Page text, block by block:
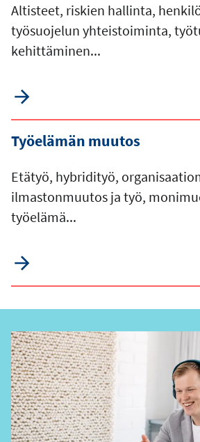
Altisteet, riskien hallinta,
työsuojelun yhteistoiminta,
kehittäminen...
Työelämän muutos
Etätyö, hybridityö,
ilmastonmuutos ja työ,
työelämä...